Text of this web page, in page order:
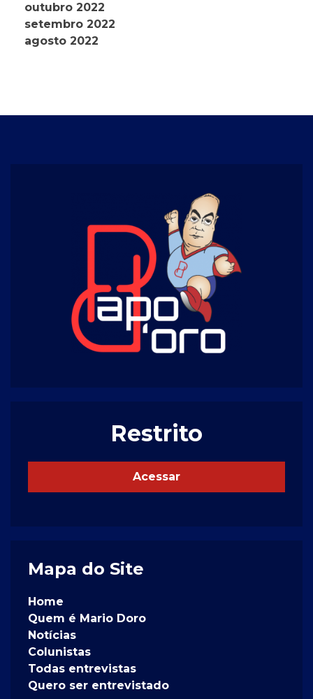
outubro 2022
setembro 2022
agosto 2022
Restrito
Acessar
Mapa do Site
Home
Quem é Mario Doro
Notícias
Colunistas
Todas entrevistas
Quero ser entrevistado